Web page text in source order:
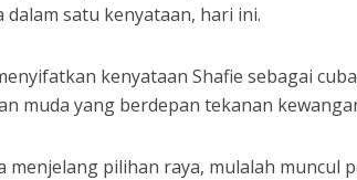
dalam satu kenyataan, hari ini.
kenyataan Shafie sebagai
muda yang berdepan tekanan
menjelang pilihan raya, mulalah muncul